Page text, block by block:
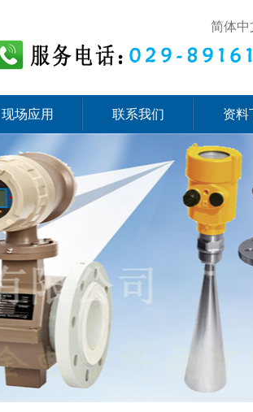
简体中
现场应用 联系我们 资料